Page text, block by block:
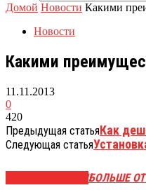
Домой Новости Какими
Новости
Какими
11.11.2013
0
420
Предыдущая статьяКак
Следующая статья
БОЛЬШЕ